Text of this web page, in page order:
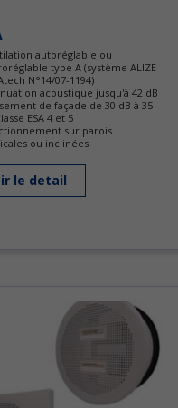
autoréglable ou
type A (système ALIZE
N°14/07-1194)
acoustique jusqu'à 42 dB
de façade de 30 dB à 35
ESA 4 et 5
sur parois
ou inclinées
le detail